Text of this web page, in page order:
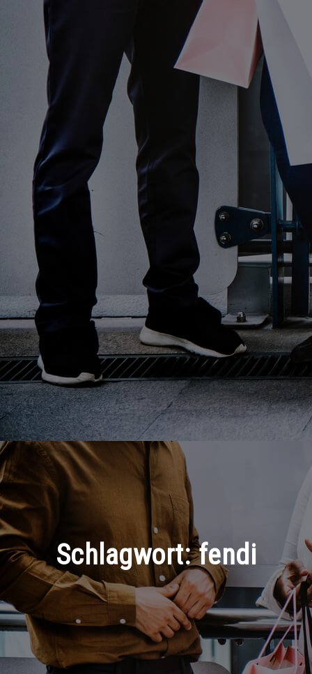
Schlagwort:fendi